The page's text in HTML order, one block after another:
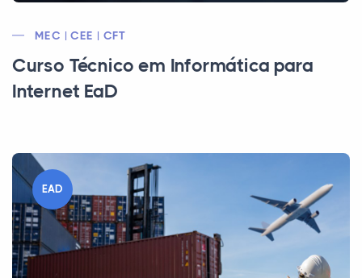
MEC | CEE | CFT
Curso Técnico em Informática para
Internet EaD
EAD